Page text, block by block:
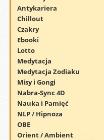
Antykariera
Chillout
Czakry
Ebooki
Lotto
Medytacja
Medytacja Zodiaku
Misy i Gongi
Nabra-Sync 4D
Nauka i Pamięć
NLP / Hipnoza
OBE
Orient / Ambient